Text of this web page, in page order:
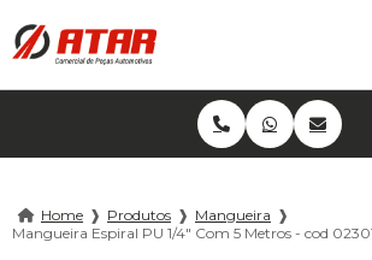
Home ❱ Produtos ❱ Mangueira ❱
Mangueira Espiral PU 1/4" Com 5 Metros - cod